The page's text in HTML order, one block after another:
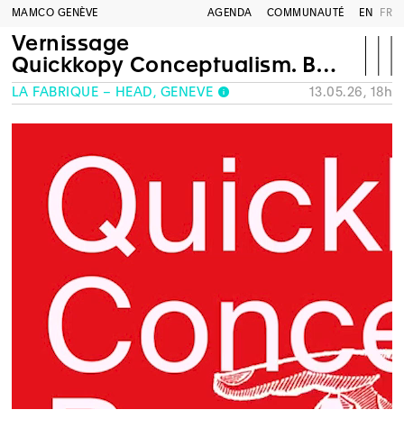
MAMCO GENÈVE AGENDA COMMUNAUTÉ EN FR
Vernissage
Quickkopy Conceptualism. Bay Area Dada to Bay Area Punk
LA FABRIQUE – HEAD, GENÈVE 13.05.26, 18h